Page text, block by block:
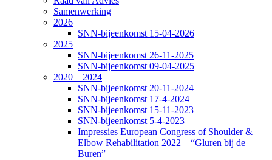
Samenwerking
2026
SNN-bijeenkomst 15-04-2026
2025
SNN-bijeenkomst 26-11-2025
SNN-bijeenkomst 09-04-2025
2020 – 2024
SNN-bijeenkomst 20-11-2024
SNN-bijeenkomst 17-4-2024
SNN-bijeenkomst 15-11-2023
SNN-bijeenkomst 5-4-2023
Impressies European Congress of Shoulder &
Elbow Rehabilitation 2022 – “Gluren bij de
Buren”